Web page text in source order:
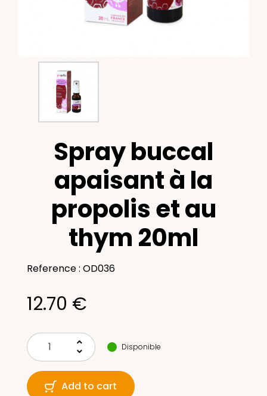
Spray buccal
apaisant à la
propolis et au
thym 20ml
Reference : OD036
12.70 €
keyboard_arrow_up
keyboard_arrow_down
Disponible
Add to cart